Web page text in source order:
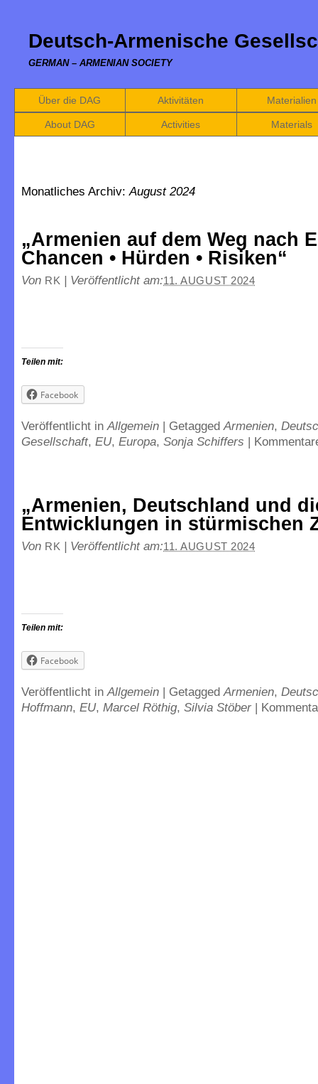
Deutsch-Armenische
GERMAN – ARMENIAN SOCIETY
Über die DAG Aktivitäten Materialien
About DAG Activities Materials
Monatliches Archiv:August 2024
„Armenien auf dem Weg nach
Chancen • Hürden • Risiken“
Von RK | Veröffentlicht am:11. AUGUST 2024
Teilen mit:
Facebook
Veröffentlicht inAllgemein | GetaggedArmenien,
Gesellschaft, EU, Europa, Sonja Schiffers |
„Armenien, Deutschland und
Entwicklungen in stürmischen
Von RK | Veröffentlicht am:11. AUGUST 2024
Teilen mit:
Facebook
Veröffentlicht inAllgemein | GetaggedArmenien,
Hoffmann, EU, Marcel Röthig, Silvia Stöber |